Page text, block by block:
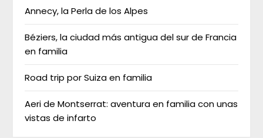
Annecy, la Perla de los Alpes
Béziers, la ciudad más antigua del sur de Francia
en familia
Road trip por Suiza en familia
Aeri de Montserrat: aventura en familia con unas
vistas de infarto